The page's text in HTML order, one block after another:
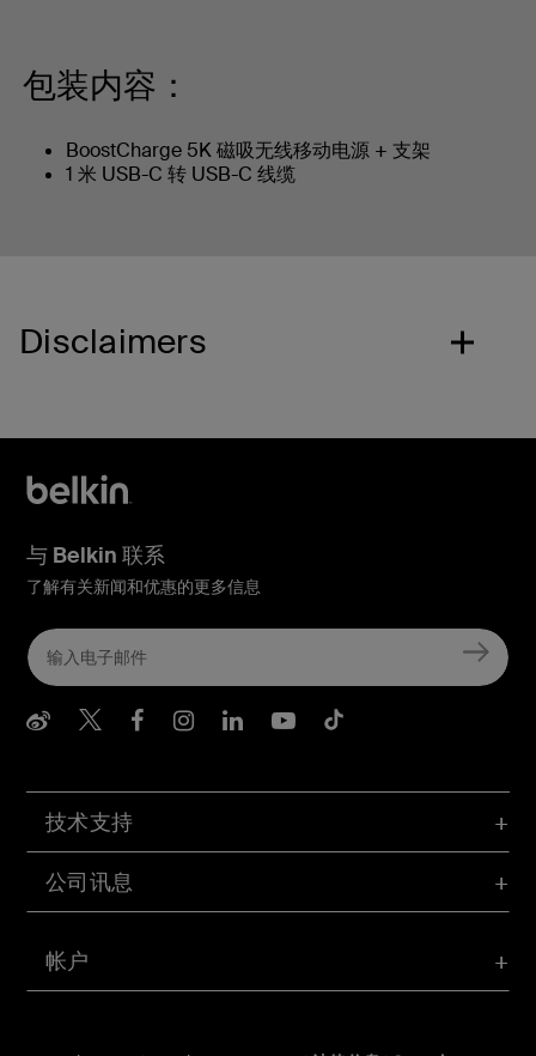
包装内容：
BoostCharge 5K 磁吸无线移动电源 + 支架
1 米 USB-C 转 USB-C 线缆
Disclaimers
帐户
技术支持
公司讯息
与 Belkin 联系
了解有关新闻和优惠的更多信息
Belkin Weibo
Belkin Twitter
Belkin Facebook
Belkin Instagram
Belkin LInkedIn
Belkin Youtube
Belkin